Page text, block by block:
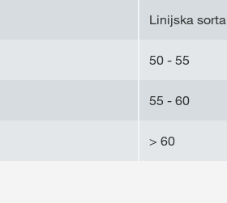
Linijska sorta
50 - 55
55 - 60
> 60